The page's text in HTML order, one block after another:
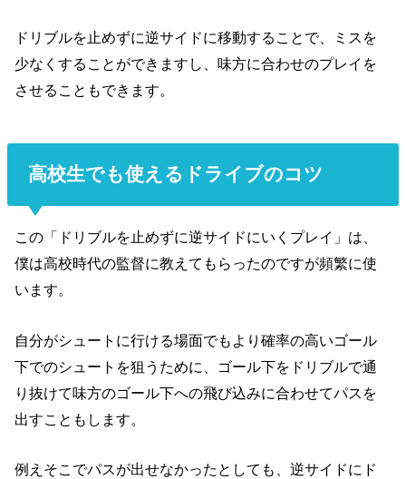
ドリブルを止めずに逆サイドに移動することで、ミスを
少なくすることができますし、味方に合わせのプレイを
させることもできます。
高校生でも使えるドライブのコツ
この「ドリブルを止めずに逆サイドにいくプレイ」は、
僕は高校時代の監督に教えてもらったのですが頻繁に使
います。
自分がシュートに行ける場面でも より確率の高いゴール
下でのシュートを狙うために、 ゴール下をドリブルで通
り抜けて味方のゴール下への飛び込みに合わせてパスを
出すこともします。
例えそこでパスが出せなかったとしても、逆サイドにド